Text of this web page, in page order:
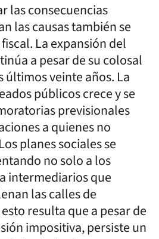
las consecuencias
las causas también se
La expansión del
a pesar de su colosal
veinte años. La
públicos crece y se
previsionales
a quienes no
planes sociales se
no solo a los
intermediarios que
las calles de
resulta que a pesar de
impositiva, persiste un